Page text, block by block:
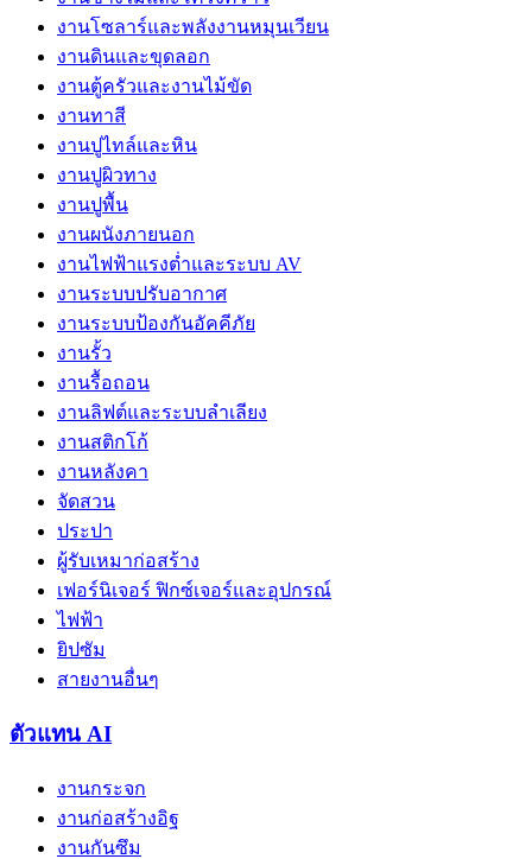
งานโซลาร์และพลังงานหมุนเวียน
งานดินและขุดลอก
งานตู้ครัวและงานไม้ขัด
งานทาสี
งานปูไทล์และหิน
งานปูผิวทาง
งานปูพื้น
งานผนังภายนอก
งานไฟฟ้าแรงต่ำและระบบ AV
งานระบบปรับอากาศ
งานระบบป้องกันอัคคีภัย
งานรั้ว
งานรื้อถอน
งานลิฟต์และระบบลำเลียง
งานสติกโก้
งานหลังคา
จัดสวน
ประปา
ผู้รับเหมาก่อสร้าง
เฟอร์นิเจอร์ ฟิกซ์เจอร์และอุปกรณ์
ไฟฟ้า
ยิปซัม
สายงานอื่นๆ
ตัวแทน AI
งานกระจก
งานก่อสร้างอิฐ
งานกันซึม